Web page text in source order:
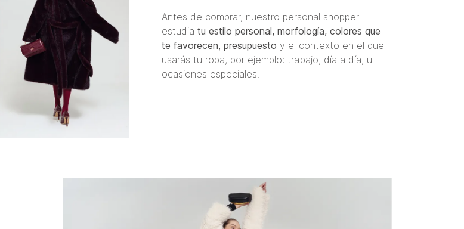
Antes de comprar, nuestro personal shopper
estudiatu estilo personal, morfología, colores que
te favorecen, presupuesto y el contexto en el que
usarás tu ropa, por ejemplo: trabajo, día a día, u
ocasiones especiales.